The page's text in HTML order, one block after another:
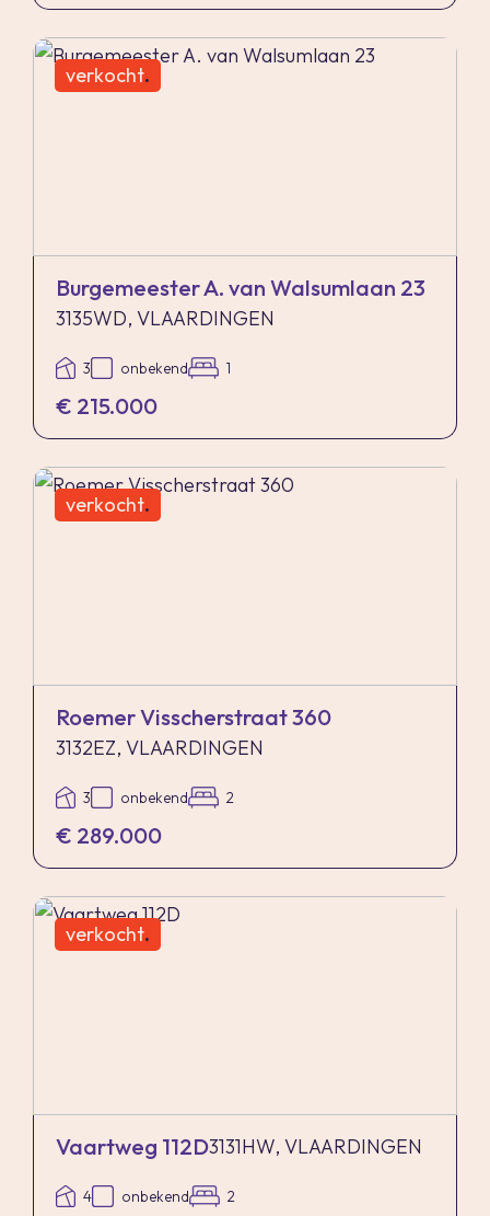
verkocht.
Burgemeester A. van Walsumlaan 23
3135WD, VLAARDINGEN
3 onbekend 1
€ 215.000
verkocht.
Roemer Visscherstraat 360
3132EZ, VLAARDINGEN
3 onbekend 2
€ 289.000
verkocht.
Vaartweg 112D3131HW, VLAARDINGEN
4 onbekend 2